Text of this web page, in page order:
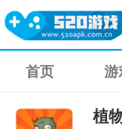
首页 游
植